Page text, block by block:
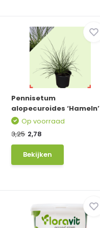
Pennisetum
alopecuroides ‘Hameln’
Op voorraad
3,25 2,78
Bekijken